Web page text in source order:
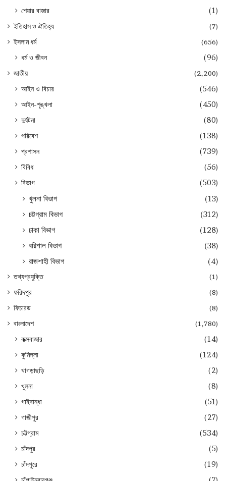
শেয়ার বাজার
(1)
ইতিহাস ও ঐতিহ্য
(7)
ইসলাম ধর্ম
(656)
ধর্ম ও জীবন (96)
জাতীয় (2,200)
আইন ও বিচার
(546)
আইন-শৃঙ্খলা
(450)
দুর্ঘটনা
(80)
পরিবেশ
(138)
প্রশাসন
(739)
বিবিধ
(56)
বিভাগ
(503)
খুলনা বিভাগ
(13)
চট্টগ্রাম বিভাগ
(312)
ঢাকা বিভাগ
(128)
বরিশাল বিভাগ
(38)
রাজশাহী বিভাগ
(4)
তথ্যপ্রযুক্তি
(1)
ফরিদপুর
(8)
ফিচারড
(8)
বাংলাদেশ
(1,780)
কক্সবাজার
(14)
কুমিল্লা
(124)
খাগড়াছড়ি
(2)
খুলনা
(8)
গাইবান্ধা
(51)
গাজীপুর
(27)
চট্টগ্রাম
(534)
চাঁদপুর
(5)
চাঁদপুরে
(19)